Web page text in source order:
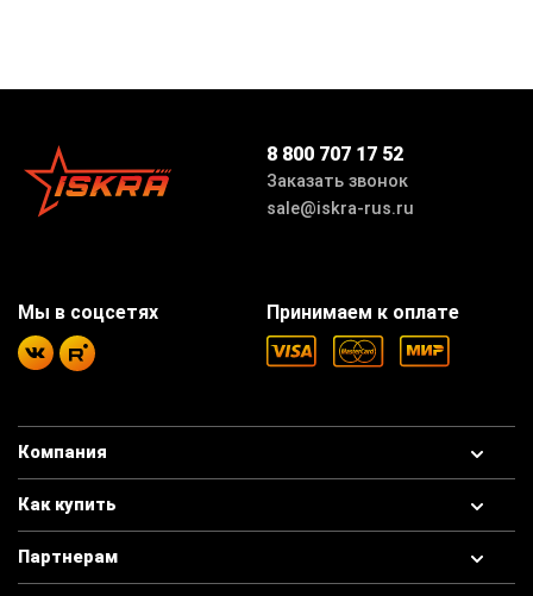
8 800 707 17 52
Заказать звонок
sale@iskra-rus.ru
Компания
Как купить
Партнерам
Принимаем к оплате
Мы в соцсетях